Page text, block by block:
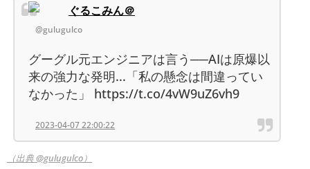
ぐるこみん＠
@gulugulco
グーグル元エンジニアは言う──AIは原爆以
来の強力な発明...「私の懸念は間違ってい
なかった」 https://t.co/4vW9uZ6vh9
2023-04-07 22:00:22
（出典 @gulugulco）